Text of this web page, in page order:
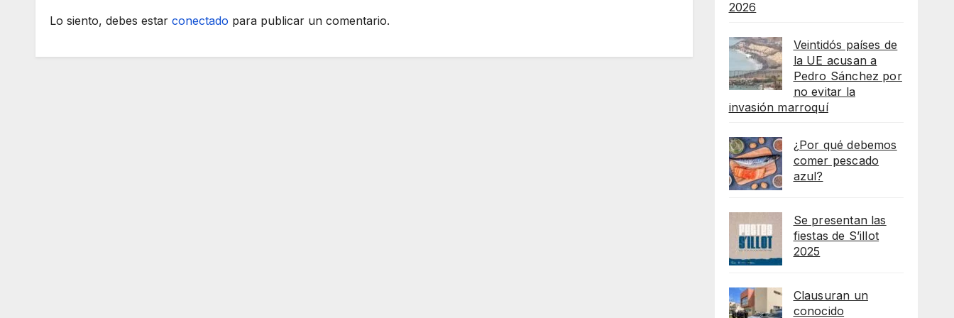
Lo siento, debes estar conectado para publicar un comentario.
2026
Veintidós países de
la UE acusan a
Pedro Sánchez por
no evitar la
invasión marroquí
¿Por qué debemos
comer pescado
azul?
Se presentan las
fiestas de S’illot
2025
Clausuran un
conocido